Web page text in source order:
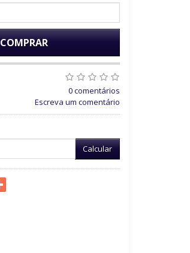
COMPRAR
0 comentários
Escreva um comentário
Calcular